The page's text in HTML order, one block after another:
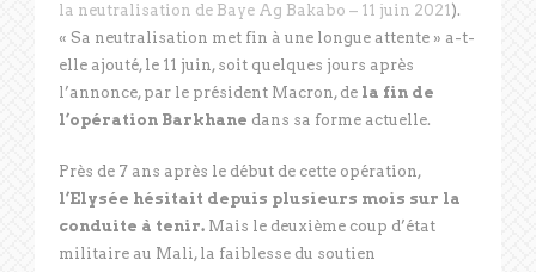
la neutralisation de Baye Ag Bakabo – 11 juin 2021).
« Sa neutralisation met fin à une longue attente » a-t-
elle ajouté, le 11 juin, soit quelques jours après
l’annonce, par le président Macron, de la fin de
l’opération Barkhane dans sa forme actuelle.
Près de 7 ans après le début de cette opération,
l’Elysée hésitait depuis plusieurs mois sur la
conduite à tenir. Mais le deuxième coup d’état
militaire au Mali, la faiblesse du soutien